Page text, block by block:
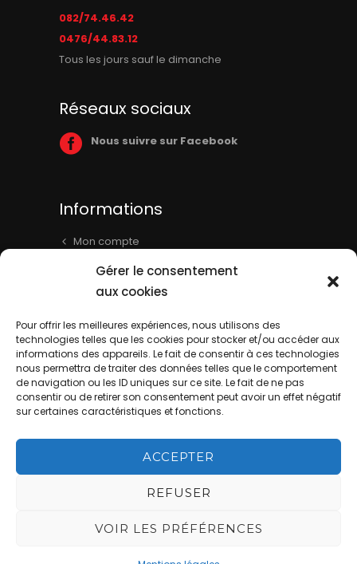
Gérer le consentement
aux cookies
Pour offrir les meilleures expériences, nous utilisons des
technologies telles que les cookies pour stocker et/ou accéder aux
informations des appareils. Le fait de consentir à ces technologies
nous permettra de traiter des données telles que le comportement
de navigation ou les ID uniques sur ce site. Le fait de ne pas
consentir ou de retirer son consentement peut avoir un effet négatif
sur certaines caractéristiques et fonctions.
ACCEPTER
REFUSER
VOIR LES PRÉFÉRENCES
082/74.46.42
0476/44.83.12
Tous les jours sauf le dimanche
Réseaux sociaux
Nous suivre sur Facebook
Informations
Mon compte
Panier
Livraison & Informations
Conditions générales
Contact
La Cave de Batisse - Website by